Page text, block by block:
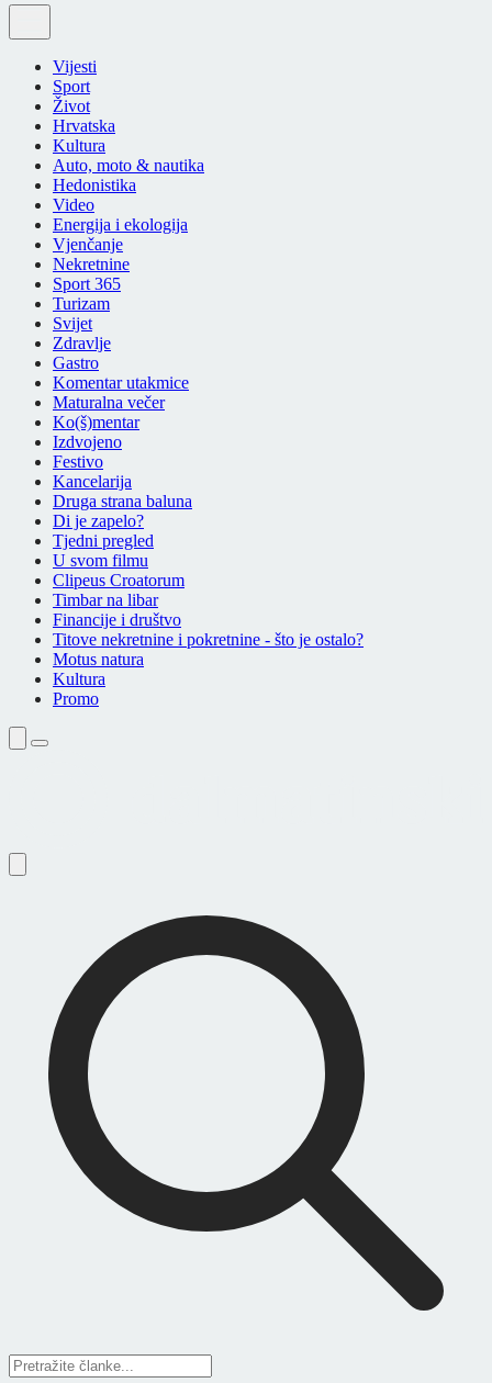
Vijesti
Sport
Život
Hrvatska
Kultura
Auto, moto & nautika
Hedonistika
Video
Energija i ekologija
Vjenčanje
Nekretnine
Sport 365
Turizam
Svijet
Zdravlje
Gastro
Komentar utakmice
Maturalna večer
Ko(š)mentar
Izdvojeno
Festivo
Kancelarija
Druga strana baluna
Di je zapelo?
Tjedni pregled
U svom filmu
Clipeus Croatorum
Timbar na libar
Financije i društvo
Titove nekretnine i pokretnine - što je ostalo?
Motus natura
Kultura
Promo